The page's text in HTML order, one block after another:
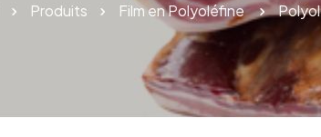
Produits Film en Polyoléfine